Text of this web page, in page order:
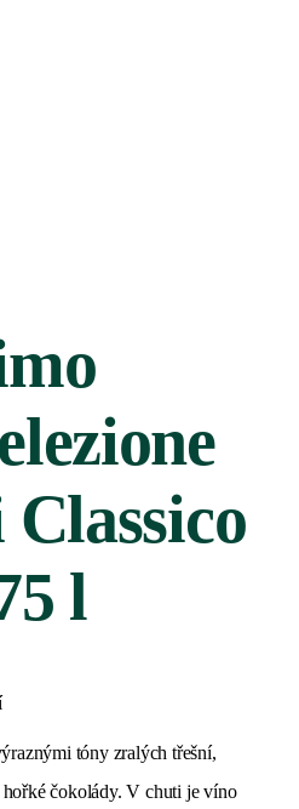
l
tóny zralých třešní,
čokolády. V chuti je víno